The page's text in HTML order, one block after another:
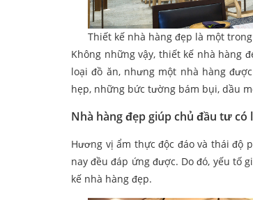
Thiết kế nhà hàng đẹp là một
Không những vậy, thiết kế nhà hàng
loại đồ ăn, nhưng một nhà hàng
hẹp, những bức tường bám bụi, dầu
Nhà hàng đẹp giúp chủ đầu tư có
Hương vị ẩm thực độc đáo và thái độ
nay đều đáp ứng được. Do đó, yếu
kế nhà hàng đẹp.